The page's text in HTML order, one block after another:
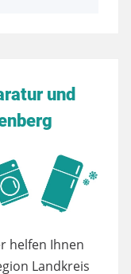
und
helfen Ihnen
Landkreis